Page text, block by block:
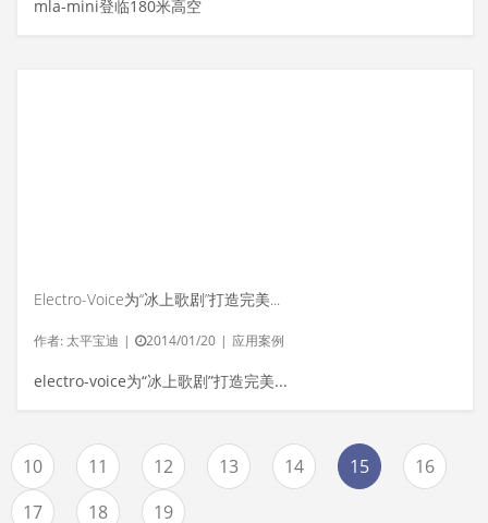
mla-mini登临180米高空
Electro-Voice为“冰上歌剧”打造完美音效
作者: 太平宝迪 | 2014/01/20 | 应用案例
electro-voice为“冰上歌剧”打造完美音效
10 11 12 13 14 15
16
17
18 19